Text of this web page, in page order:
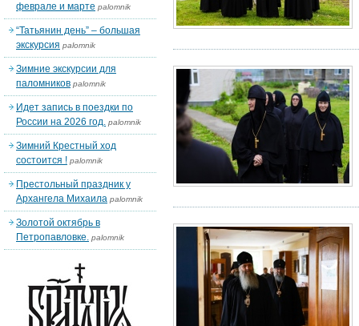
феврале и марте palomnik
“Татьянин день” – большая
экскурсия palomnik
Зимние экскурсии для
паломников palomnik
Идет запись в поездки по
России на 2026 год. palomnik
Зимний Крестный ход
состоится ! palomnik
Престольный праздник у
Архангела Михаила palomnik
Золотой октябрь в
Петропавловке. palomnik